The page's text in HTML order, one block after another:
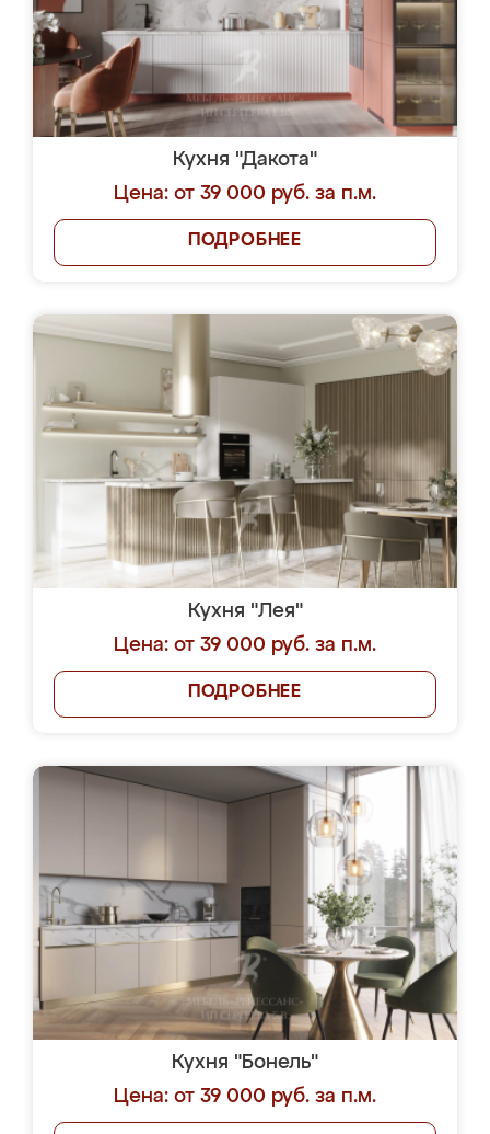
Кухня "Дакота"
Цена: от 39 000 руб. за п.м.
ПОДРОБНЕЕ
Кухня "Лея"
Цена: от 39 000 руб. за п.м.
ПОДРОБНЕЕ
Кухня "Бонель"
Цена: от 39 000 руб. за п.м.